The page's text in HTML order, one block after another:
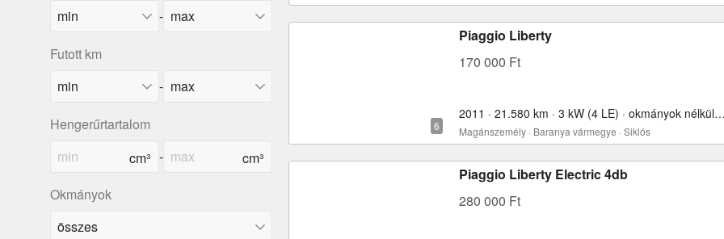
-
Futott km
-
Hengerűrtartalom
-
Okmányok
Piaggio Liberty
170 000 Ft
2011 · 21.580 km · 3 kW (4 LE) · okmányok nélkül · 50 cm³
Magánszemély · Baranya vármegye · Siklós
Piaggio Liberty Electric 4db
280 000 Ft